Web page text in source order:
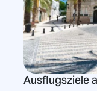
Ausflugsziele